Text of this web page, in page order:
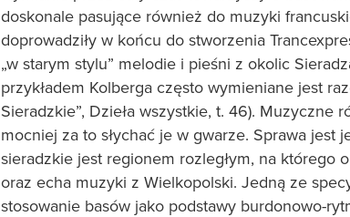
doskonale pasujące również do muzyki
doprowadziły w końcu do stworzenia
„w starym stylu” melodie i pieśni z okolic
przykładem Kolberga często wymieniane jest
Sieradzkie”, Dzieła wszystkie, t. 46).
mocniej za to słychać je w gwarze. Sprawa
sieradzkie jest regionem rozległym, na którego
oraz echa muzyki z Wielkopolski. Jedną ze
stosowanie basów jako podstawy burdonowo-